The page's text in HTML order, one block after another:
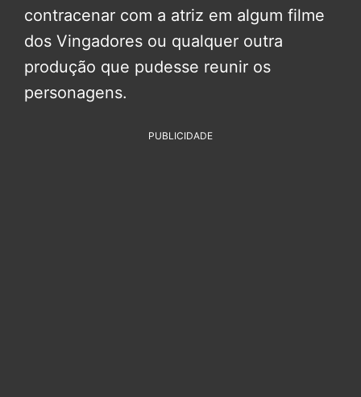
contracenar com a atriz em algum filme
dos Vingadores ou qualquer outra
produção que pudesse reunir os
personagens.
PUBLICIDADE